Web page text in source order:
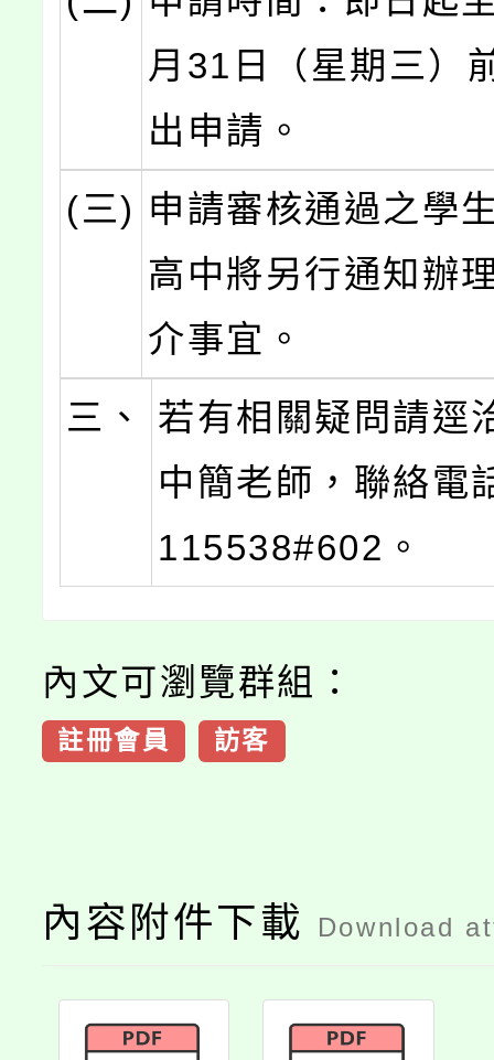
月31日（星期三）
出申請。
(三) 申請審核通過之學
高中將另行通知辦
介事宜。
三、
若有相關疑問請逕
中簡老師，聯絡電
115538#602。
內文可瀏覽群組：
註冊會員 訪客
內容附件下載 Download